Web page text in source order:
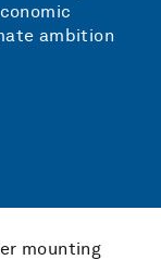
ambition
mounting